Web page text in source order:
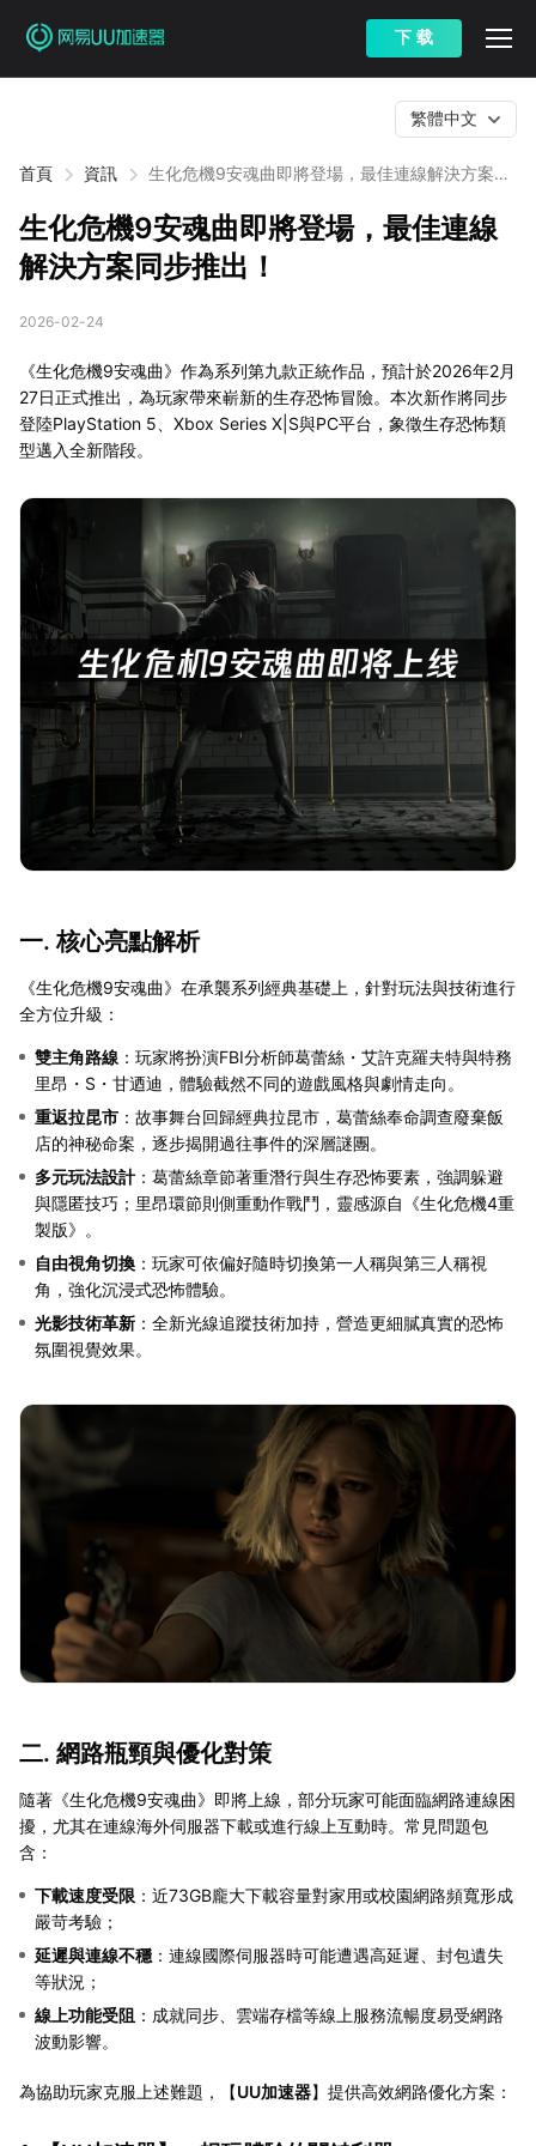
下 载
首頁 資訊
生化危機9安魂曲即將登場，最佳連線解決方案同
繁體中文
生化危機9安魂曲即將登場，最佳連線
解決方案同步推出！
2026-02-24
《生化危機9安魂曲》作為系列第九款正統作品，預計於2026年2月
27日正式推出，為玩家帶來嶄新的生存恐怖冒險。本次新作將同步
登陸PlayStation 5、Xbox Series X|S與PC平台，象徵生存恐怖類
型邁入全新階段。
一. 核心亮點解析
《生化危機9安魂曲》在承襲系列經典基礎上，針對玩法與技術進行
全方位升級：
雙主角路線 ：玩家將扮演FBI分析師葛蕾絲・艾許克羅夫特與特務
里昂・S・甘迺迪，體驗截然不同的遊戲風格與劇情走向。
重返拉昆市 ：故事舞台回歸經典拉昆市，葛蕾絲奉命調查廢棄飯
店的神秘命案，逐步揭開過往事件的深層謎團。
多元玩法設計：葛蕾絲章節著重潛行與生存恐怖要素，強調躲避
與隱匿技巧；里昂環節則側重動作戰鬥，靈感源自《生化危機4重
製版》。
自由視角切換 ：玩家可依偏好隨時切換第一人稱與第三人稱視
角，強化沉浸式恐怖體驗。
光影技術革新 ：全新光線追蹤技術加持，營造更細膩真實的恐怖
氛圍視覺效果。
二. 網路瓶頸與優化對策
隨著《生化危機9安魂曲》即將上線，部分玩家可能面臨網路連線困
擾，尤其在連線海外伺服器下載或進行線上互動時。常見問題包
含：
下載速度受限 ：近73GB龐大下載容量對家用或校園網路頻寬形成
嚴苛考驗；
延遲與連線不穩 ：連線國際伺服器時可能遭遇高延遲、封包遺失
等狀況；
線上功能受阻 ：成就同步、雲端存檔等線上服務流暢度易受網路
波動影響。
為協助玩家克服上述難題，【UU加速器】提供高效網路優化方案：